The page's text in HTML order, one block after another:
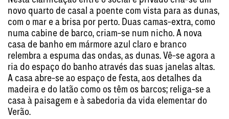
novo quarto de casal a poente com vista para as dunas,
com o mar e a brisa por perto. Duas camas-extra, como
numa cabine de barco, criam-se num nicho. A nova
casa de banho em mármore azul claro e branco
relembra a espuma das ondas, as dunas. Vê-se agora a
ria do espaço do banho através das suas janelas altas.
A casa abre-se ao espaço de festa, aos detalhes da
madeira e do latão como os têm os barcos; religa-se a
casa à paisagem e à sabedoria da vida elementar do
Verão.